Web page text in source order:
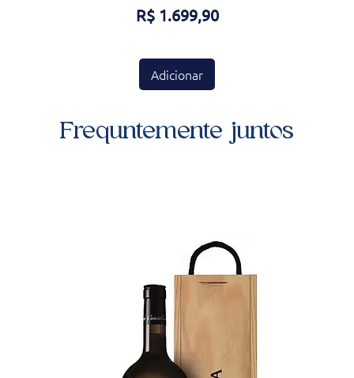
Preço
R$ 1.699,90
Adicionar
Frequntemente juntos